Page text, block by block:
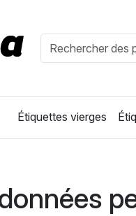
Étiquettes vierges